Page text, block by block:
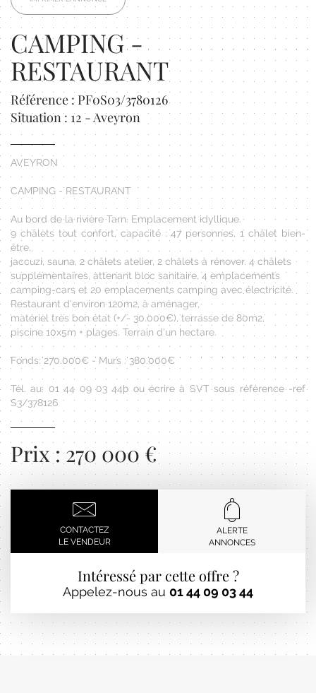
CAMPING -
RESTAURANT
Référence : PF0S03/3780126
Situation : 12 - Aveyron
AVEYRON
CAMPING - RESTAURANT
Au bord de la rivière Tarn. Emplacement idyllique.
9 châlets tout confort, capacité : 47 personnes, 1 châlet bien-
être,
jaccuzi, sauna, 2 châlets atelier, 2 châlets à rénover. 4 châlets
supplémentaires, attenant bloc sanitaire, 4 emplacements
camping-cars et 20 emplacements camping avec électricité.
Restaurant d'environ 120m2, à aménager,
matériel très bon état (+/- 30.000€), terrasse de 80m2,
piscine 10x5m + plages. Terrain d'un hectare.
Fonds: 270.000€ - Murs : 380.000€
Tél. au: 01 44 09 03 44þ ou écrire à SVT sous référence -ref
S3/378126
Prix : 270 000 €
CONTACTEZ
LE VENDEUR
ALERTE
ANNONCES
Intéressé par cette offre ?
Appelez-nous au 01 44 09 03 44